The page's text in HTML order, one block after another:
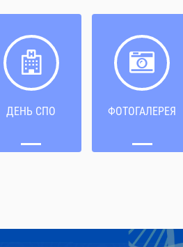
ДЕНЬ СПО ФОТОГАЛЕРЕЯ